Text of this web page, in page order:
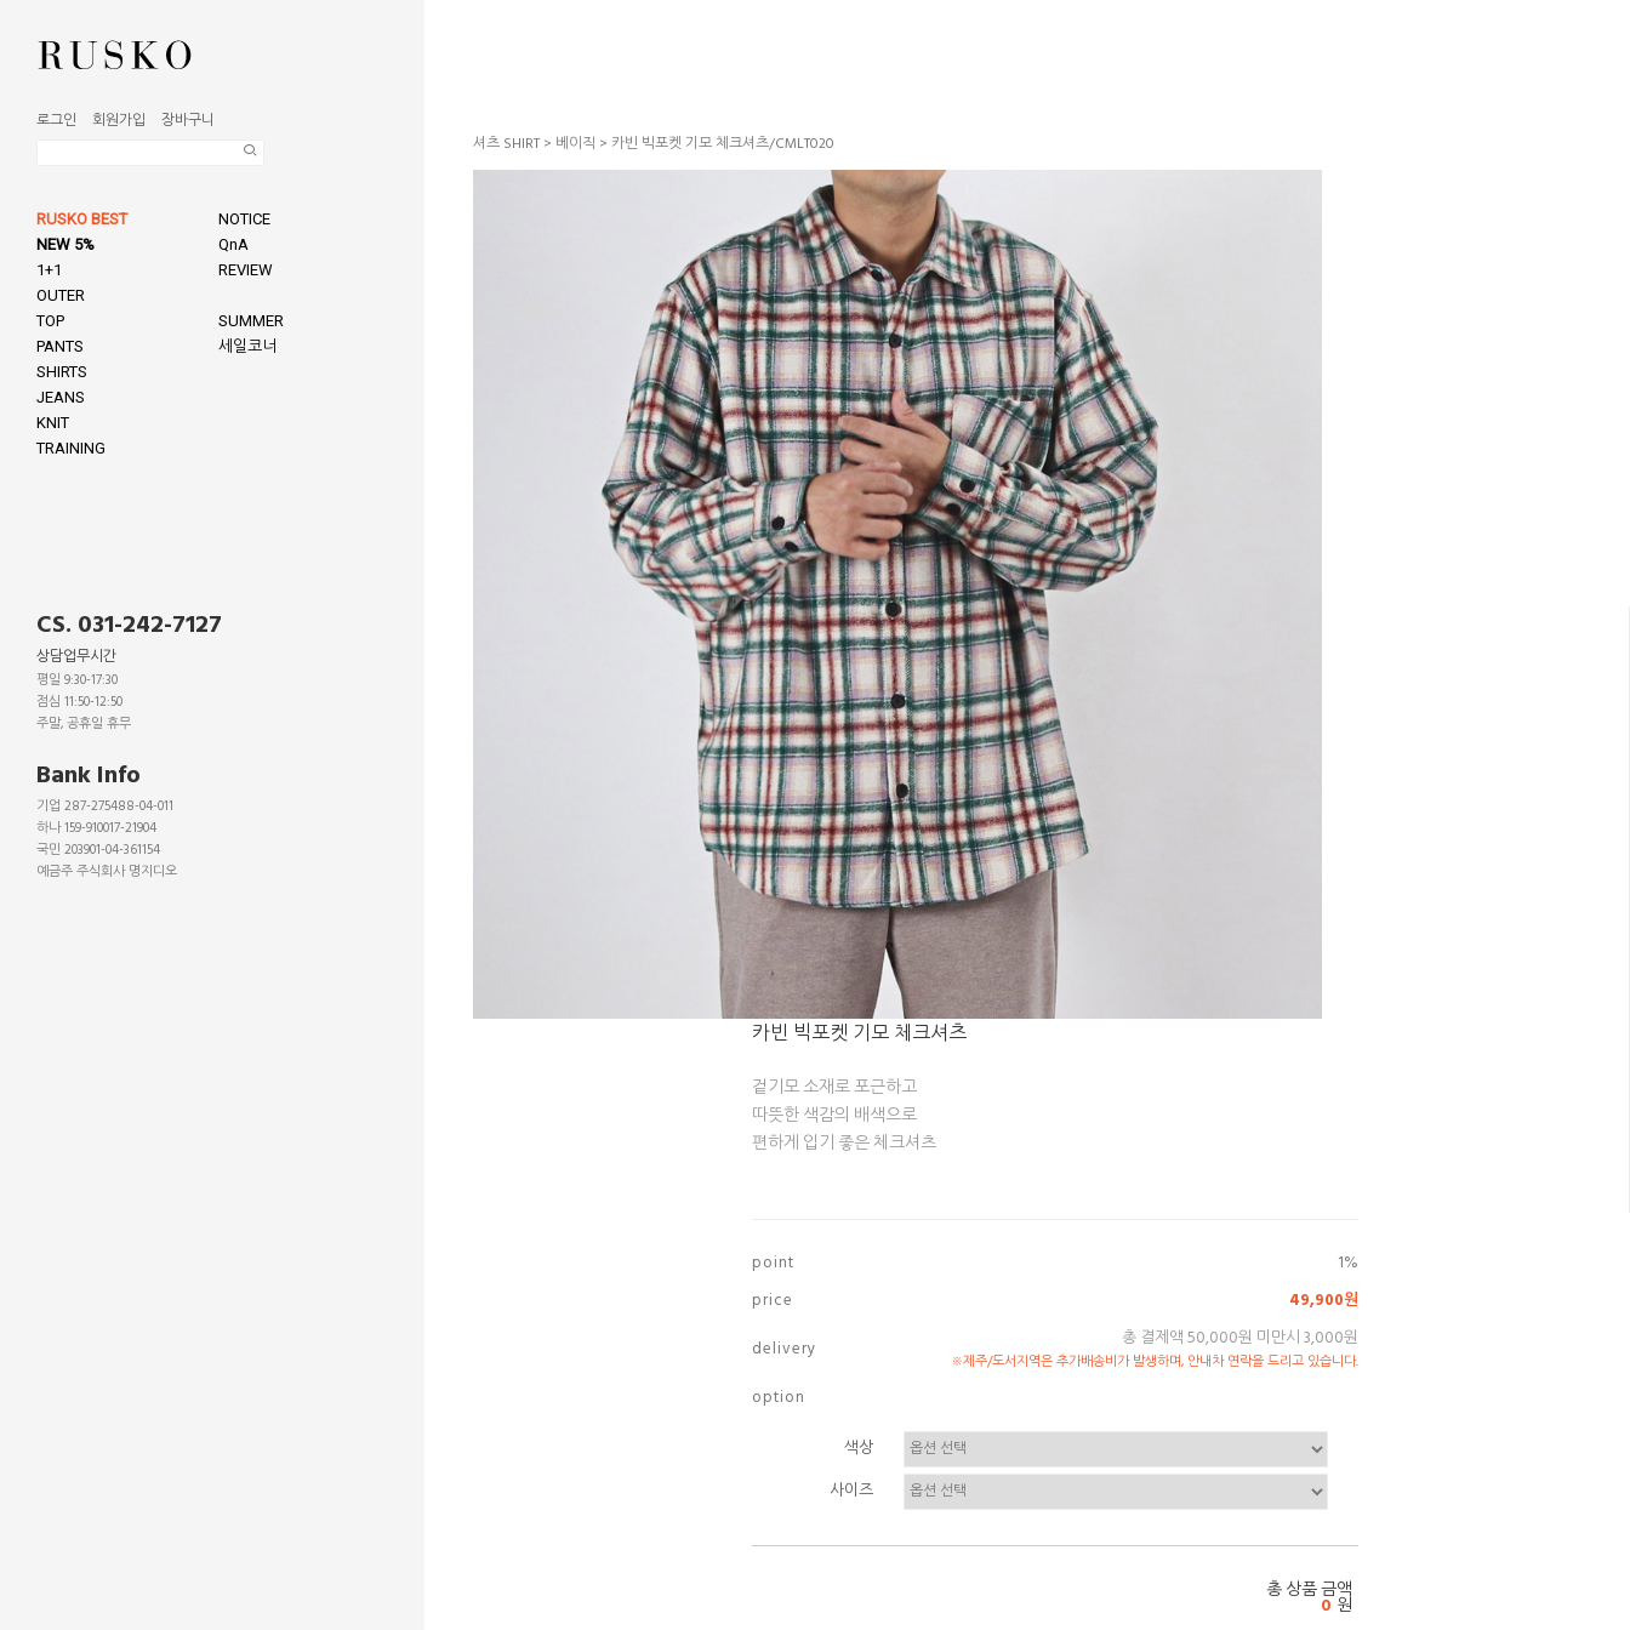
로그인 회원가입 장바구니
RUSKO BEST
NEW 5%
1+1
OUTER
TOP
PANTS
SHIRTS
JEANS
KNIT
TRAINING
NOTICE
QnA
REVIEW
SUMMER
세일코너
CS. 031-242-7127
상담업무시간
평일 9:30-17:30
점심 11:50-12:50
주말, 공휴일 휴무
Bank Info
기업 287-275488-04-011
하나 159-910017-21904
국민 203901-04-361154
예금주 주식회사 명지디오
셔츠 SHIRT > 베이직 > 카빈 빅포켓 기모 체크셔츠/CMLT020
카빈 빅포켓 기모 체크셔츠
겉기모 소재로 포근하고
따뜻한 색감의 배색으로
편하게 입기 좋은 체크셔츠
p o i n t
1%
p r i c e
49,900원
d e l i v e r y
총 결제액 50,000원 미만시 3,000원
※제주/도서지역은 추가배송비가 발생하며, 안내차 연락을 드리고 있습니다.
o p t i o n
색상
사이즈
총 상품 금액
0 원